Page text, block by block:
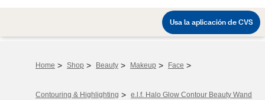
Home > Shop > Beauty > Makeup > Face >
Contouring & Highlighting > e.l.f. Halo Glow Contour Beauty Wand